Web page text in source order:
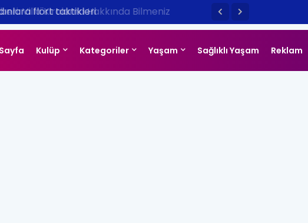
flört taktikleri
Kulüp Kategoriler Yaşam Sağlıklı Yaşam Reklam